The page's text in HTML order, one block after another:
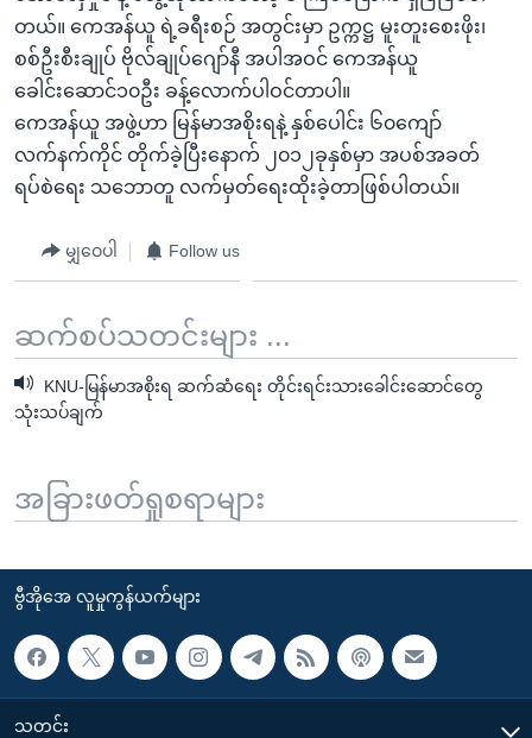
တယ်။ ကေအန်ယူ ရဲ့ခရီးစဉ် အတွင်းမှာ ဥက္ကဋ္ဌ မူးတူးစေးဖိုး၊
စစ်ဦးစီးချုပ် ဗိုလ်ချုပ်ဂျော်နီ အပါအဝင် ကေအန်ယူ
ခေါင်းဆောင်၁၀ဦး ခန့်လောက်ပါဝင်တာပါ။
ကေအန်ယူ အဖွဲ့ဟာ မြန်မာအစိုးရနဲ့ နှစ်ပေါင်း ၆၀ကျော်
လက်နက်ကိုင် တိုက်ခဲ့ပြီးနောက် ၂၀၁၂ခုနှစ်မှာ အပစ်အခတ်
ရပ်စဲရေး သဘောတူ လက်မှတ်ရေးထိုးခဲ့တာဖြစ်ပါတယ်။
မျှဝေပါ Follow us
ဆက်စပ်သတင်းများ ...
KNU-မြန်မာအစိုးရ ဆက်ဆံရေး တိုင်းရင်းသားခေါင်းဆောင်တွေ
သုံးသပ်ချက်
အခြားဖတ်ရှုစရာများ
ဗွီအိုအေ လူမှုကွန်ယက်များ
သတင်း